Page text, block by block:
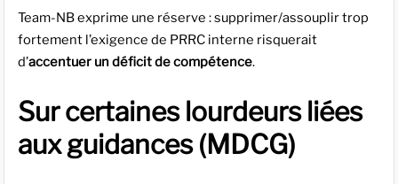
Team-NB exprime une réserve : supprimer/assouplir trop
fortement l’exigence de PRRC interne risquerait
d’accentuer un déficit de compétence.
Sur certaines lourdeurs liées
aux guidances (MDCG)